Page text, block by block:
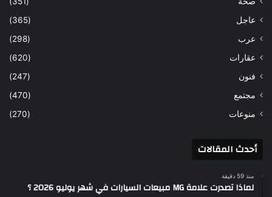
عاجل
(365)
عرب
(298)
عقارات
(620)
فنون
(247)
مجتمع
(470)
منوعات
(270)
أحدث المقالات
منذ 59 دقيقة
لماذا تصدرت علامة MG مبيعات السيارات في شهر يوليو 2026 ؟